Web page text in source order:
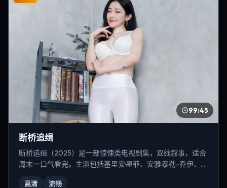
99:45
断桥追缉
断桥追缉（2025）是一部惊悚类电视剧集，双线叙事，适合
周末一口气看完。主演包括基里安·墨菲、安雅·泰勒-乔伊、马
高清 流畅